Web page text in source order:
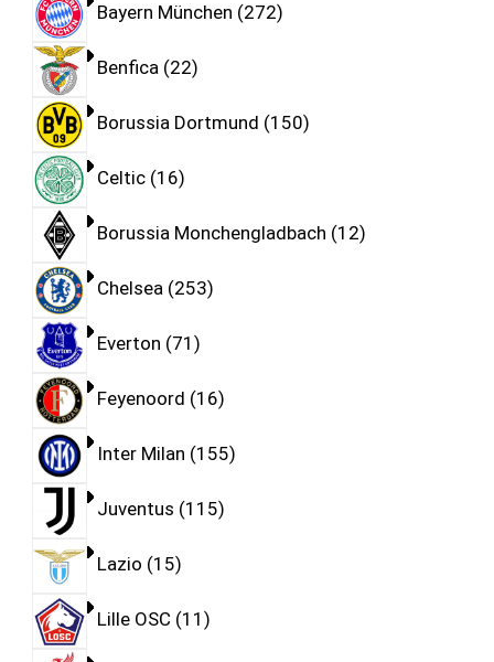
Bayern München 272
Benfica 22
Borussia Dortmund 150
Celtic 16
Borussia Monchengladbach 12
Chelsea 253
Everton 71
Feyenoord 16
Inter Milan 155
Juventus 115
Lazio 15
Lille OSC 11